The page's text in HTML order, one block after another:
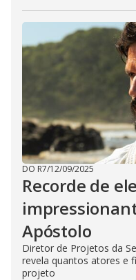
DO R7/12/09/2025
Recorde de
Apóstolo
Diretor de Projetos da
revela quantos atores e
projeto